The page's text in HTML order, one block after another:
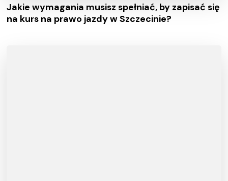
Jakie wymagania musisz spełniać, by zapisać się
na kurs na prawo jazdy w Szczecinie?